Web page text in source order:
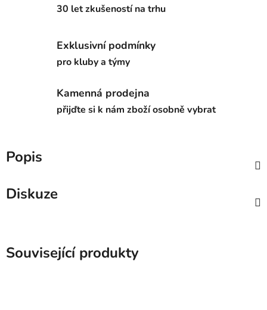
30 let zkušeností na trhu
Exklusivní podmínky
pro kluby a týmy
Kamenná prodejna
přijďte si k nám zboží osobně vybrat
Popis
Diskuze
Související produkty